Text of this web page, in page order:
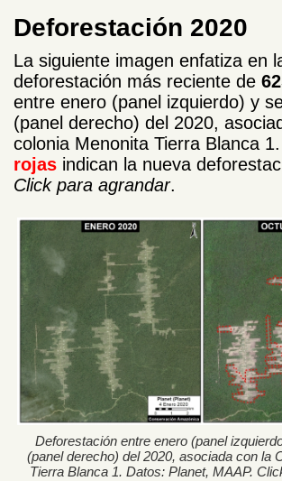
Deforestación 2020
La siguiente imagen enfatiza en
deforestación más reciente de
entre enero (panel izquierdo) y
(panel derecho) del 2020,
colonia Menonita Tierra Blanca
rojas indican la nueva
Click para agrandar.
Deforestación entre enero (panel
(panel derecho) del 2020, asociada con la
Tierra Blanca 1. Datos: Planet, MAAP.